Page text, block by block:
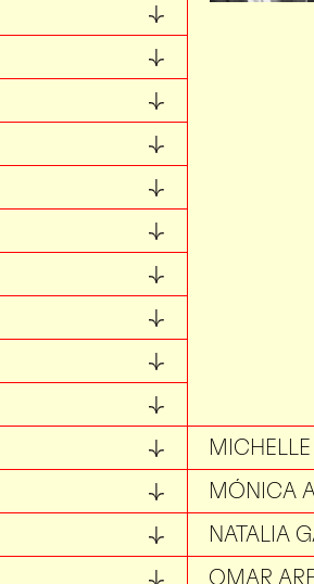
JUAN
KARINA
LIGIA
MARCO
MÓNICA
NATALIA
OMAR